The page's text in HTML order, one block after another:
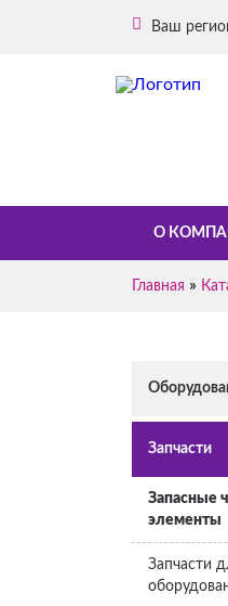
Ваш
О
Главная »
Запчасти
Запасные
элементы
Запчасти